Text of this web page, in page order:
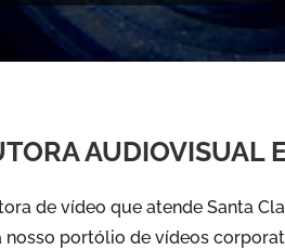
AUDIOVISUAL
de vídeo que atende Santa
nosso portólio de vídeos